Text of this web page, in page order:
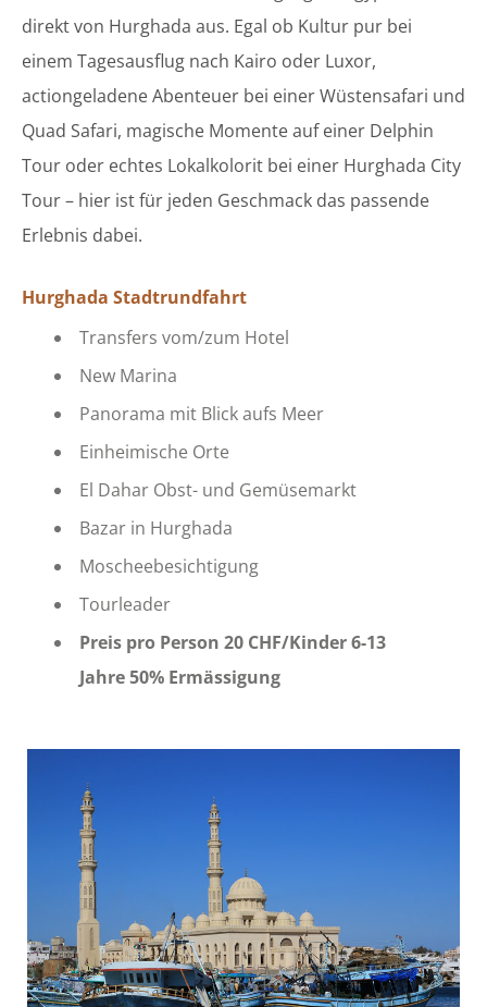
direkt von Hurghada aus. Egal ob Kultur pur bei
einem Tagesausflug nach Kairo oder Luxor,
actiongeladene Abenteuer bei einer Wüstensafari und
Quad Safari, magische Momente auf einer Delphin
Tour oder echtes Lokalkolorit bei einer Hurghada City
Tour – hier ist für jeden Geschmack das passende
Erlebnis dabei.
Hurghada Stadtrundfahrt
Transfers vom/zum Hotel
New Marina
Panorama mit Blick aufs Meer
Einheimische Orte
El Dahar Obst- und Gemüsemarkt
Bazar in Hurghada
Moscheebesichtigung
Tourleader
Preis pro Person 20 CHF/Kinder 6-13
Jahre 50% Ermässigung